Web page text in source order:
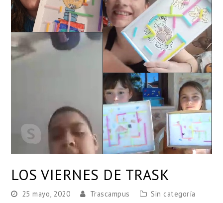
LOS VIERNES DE TRASK
25 mayo, 2020 Trascampus
Sin categoría